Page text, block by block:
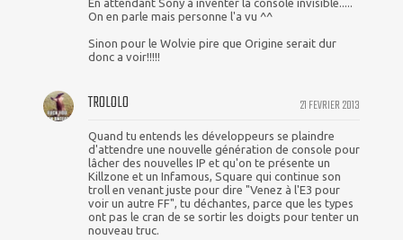
En attendant Sony à inventer la console invisible.....
On en parle mais personne l'a vu ^^
Sinon pour le Wolvie pire que Origine serait dur
donc a voir!!!!!
21 FEVRIER 2013
TROLOLO
Quand tu entends les développeurs se plaindre
d'attendre une nouvelle génération de console pour
lâcher des nouvelles IP et qu'on te présente un
Killzone et un Infamous, Square qui continue son
troll en venant juste pour dire "Venez à l'E3 pour
voir un autre FF", tu déchantes, parce que les types
ont pas le cran de se sortir les doigts pour tenter un
nouveau truc.